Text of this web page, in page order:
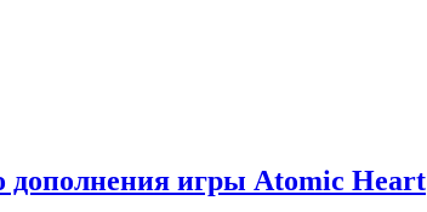
игры Atomic Heart